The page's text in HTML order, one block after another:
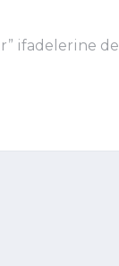
ifadelerine de